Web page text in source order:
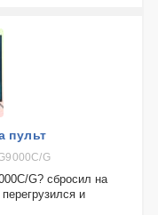
пульт
G
G? сбросил на
и